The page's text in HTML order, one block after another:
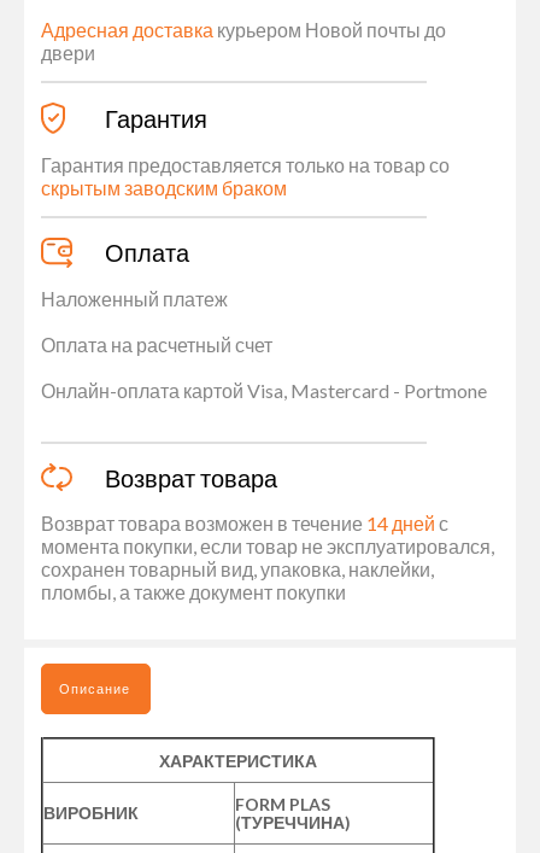
Адресная доставка курьером Новой почты до
двери
Гарантия
Гарантия предоставляется только на товар со
скрытым заводским браком
Оплата
Наложенный платеж
Оплата на расчетный счет
Онлайн-оплата картой Visa, Mastercard - Portmone
Возврат товара
Возврат товара возможен в течение 14 дней с
момента покупки, если товар не эксплуатировался,
сохранен товарный вид, упаковка, наклейки,
пломбы, а также документ покупки
Описание
ХАРАКТЕРИСТИКА
ВИРОБНИК
FORM PLAS
(ТУРЕЧЧИНА)